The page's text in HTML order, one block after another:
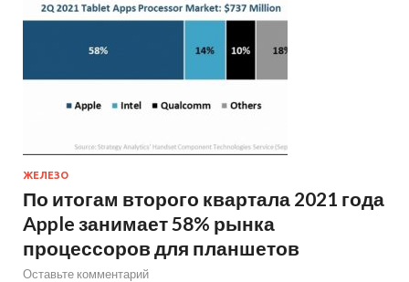
ЖЕЛЕЗО
По итогам второго квартала 2021 года
Apple занимает 58% рынка
процессоров для планшетов
Оставьте комментарий